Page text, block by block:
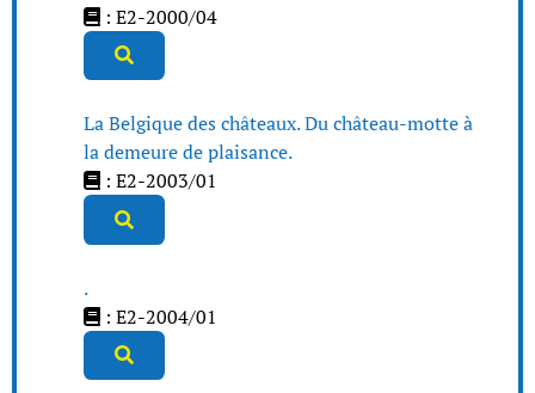
: E2-2000/04
La Belgique des châteaux. Du château-motte à
la demeure de plaisance.
: E2-2003/01
.
: E2-2004/01